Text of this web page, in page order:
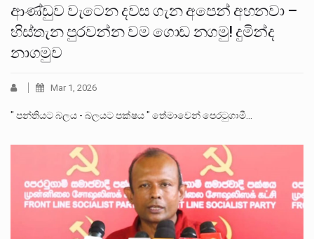
ආණ්ඩුව වැටෙන දවස ගැන අපෙන් අහනවා –
හිස්තැන පුරවන්න වම ගොඩ නගමු! දුමින්ද
නාගමුව
Mar 1, 2026
" පන්තියට බලය - බලයට පක්ෂය " තේමාවෙන් පෙරටුගාමී…